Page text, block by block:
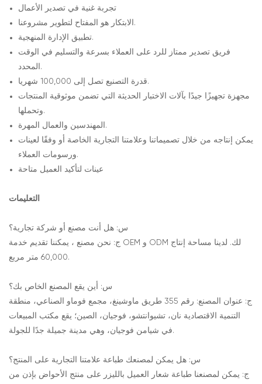
تجربة غنية في تصدير الأعمال
الابتكار هو المفتاح لتطوير مشروعنا.
تطبيق الإدارة المنهجية.
فريق تصدير ممتاز للرد على العملاء بسرعة والتسليم في الوقت
المحدد.
قدرة التصنيع تصل إلى 100,000 شهريا.
مجهزة تجهيزًا جيدًا بآلات الاختبار الحديثة التي تضمن موثوقية المنتجات
وتحملها.
المهندسين والعمال المهرة.
يمكن إنتاجه من خلال تصميماتنا وعلامتنا التجارية الخاصة أو وفقًا لعينات
ورسومات العملاء.
عينات لتأكيد العميل متاحة
التعليمات
س: هل أنت مصنع أو شركة تجارية؟
ج: نحن مصنع ، يمكننا تقديم خدمة OEM و ODM لك. لدينا مساحة إنتاج
60,000 متر مربع.
س: أين يقع المصنع الخاص بك؟
ج: عنوان المصنع: رقم 355 طريق ماوشينغ، مجمع فوماو الصناعي، منطقة
التنمية الاقتصادية نان، تشيوانتشو، فوجيان، الصين؛ يقع مكتب المبيعات
في شيامن فوجيان، وهي مدينة جميلة جدًا للجولة.
س: هل يمكن لمصنعك طباعة علامتنا التجارية على المنتج؟
ج: يمكن لمصنعنا طباعة شعار العميل بالليزر على منتج الأحواض بإذن من